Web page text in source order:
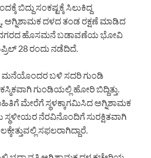
ಬಿದ್ದು ಸಂಕಷ್ಟಕ್ಕೆ ಸಿಲುಕಿದ್ದ
ಅಗ್ನಿಶಾಮಕ ದಳದ ತಂಡ ರಕ್ಷಣೆ ಮಾಡಿದ
ನಗರದ ಹೊಸಮನೆ ಬಡಾವಣೆಯ ಭೋವಿ
28 ರಂದು ನಡೆದಿದೆ.
ಬಳಿ ಸದರಿ ಗುಂಡಿ
ಗುಂಡಿಯಲ್ಲಿ ಹೋರಿ ಬಿದ್ದಿತ್ತು.
ಮೇರೆಗೆ ಸ್ಥಳಕ್ಕಾಗಮಿಸಿದ ಅಗ್ನಿಶಾಮಕ
ಸ್ಥಳೀಯರ ನೆರವಿನೊಂದಿಗೆ ಸುರಕ್ಷಿತವಾಗಿ
ಸಫಲರಾಗಿದ್ದಾರೆ.